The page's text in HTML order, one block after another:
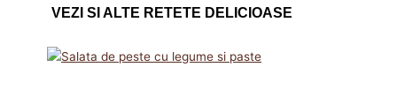
VEZI SI ALTE RETETE DELICIOASE